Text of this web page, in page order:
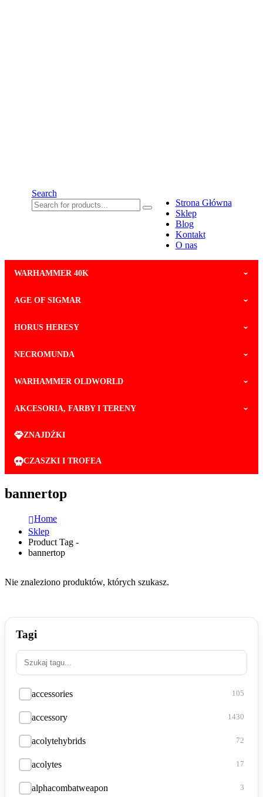
Search
Strona Główna
Sklep
Blog
Kontakt
O nas
WARHAMMER 40K
AGE OF SIGMAR
HORUS HERESY
NECROMUNDA
WARHAMMER OLDWORLD
AKCESORIA, FARBY I TERENY
ZNAJDŹKI
CZASZKI I TROFEA
bannertop
Home
Sklep
Product Tag -
bannertop
Nie znaleziono produktów, których szukasz.
Tagi
accessories 105
accessory 1430
acolytehybrids 72
acolytes 17
alphacombatweapon 3